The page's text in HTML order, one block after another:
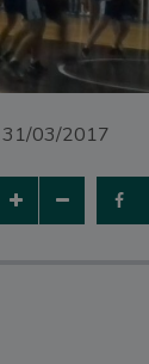
31/03/2017